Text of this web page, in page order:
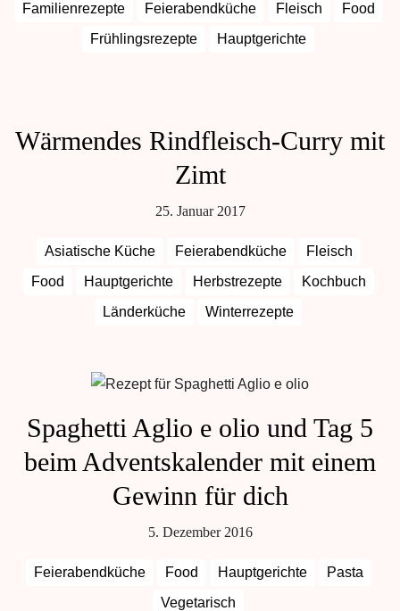
Familienrezepte Feierabendküche Fleisch
Food
Frühlingsrezepte
Hauptgerichte
Wärmendes Rindfleisch-Curry mit
Zimt
25. Januar 2017
Asiatische Küche Feierabendküche
Fleisch
Food
Hauptgerichte Herbstrezepte
Kochbuch
Länderküche
Winterrezepte
Spaghetti Aglio e olio und Tag 5
beim Adventskalender mit einem
Gewinn für dich
5. Dezember 2016
Feierabendküche Food Hauptgerichte
Pasta
Vegetarisch